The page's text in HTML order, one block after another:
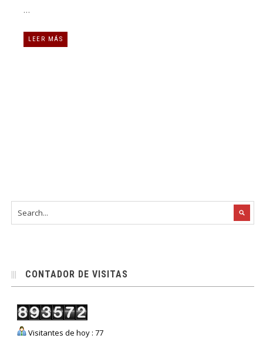
…
LEER MÁS
CONTADOR DE VISITAS
Visitantes de hoy : 77